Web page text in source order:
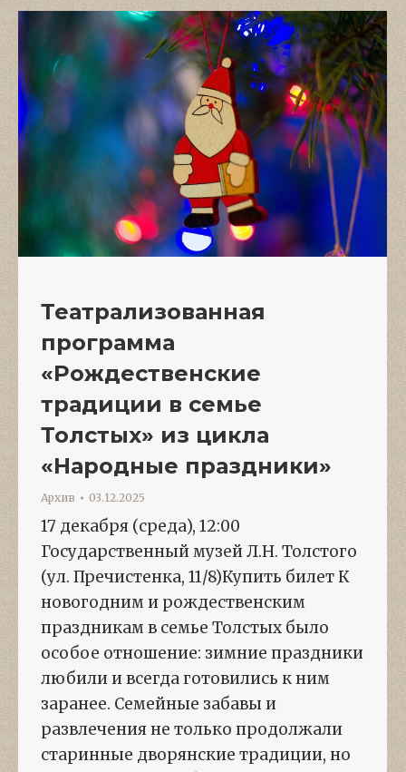
Театрализованная
программа
«Рождественские
традиции в семье
Толстых» из цикла
«Народные праздники»
Архив 03.12.2025
17 декабря (среда), 12:00
Государственный музей Л.Н. Толстого
(ул. Пречистенка, 11/8)Купить билет К
новогодним и рождественским
праздникам в семье Толстых было
особое отношение: зимние праздники
любили и всегда готовились к ним
заранее. Семейные забавы и
развлечения не только продолжали
старинные дворянские традиции, но